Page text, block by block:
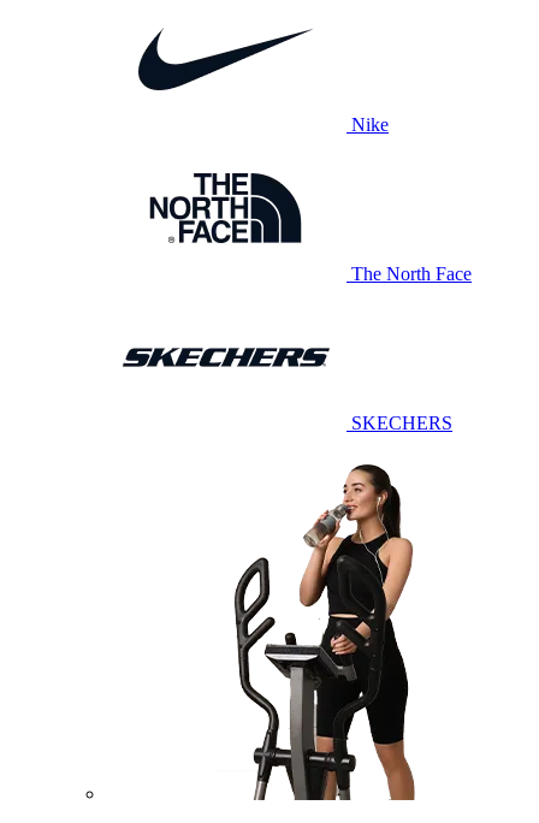
Nike
The North Face
SKECHERS